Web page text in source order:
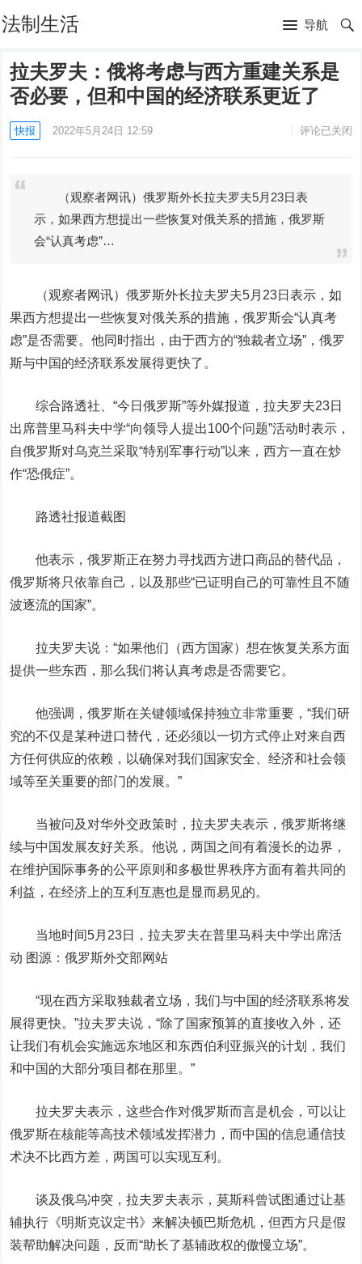
法制生活 导航
拉夫罗夫：俄将考虑与西方重建关系是
否必要，但和中国的经济联系更近了
快报 2022年5月24日 12:59 评论已关闭
（观察者网讯）俄罗斯外长拉夫罗夫5月23日表
示，如果西方想提出一些恢复对俄关系的措施，俄罗斯
会“认真考虑”…
（观察者网讯）俄罗斯外长拉夫罗夫5月23日表示，如
果西方想提出一些恢复对俄关系的措施，俄罗斯会“认真考
虑”是否需要。他同时指出，由于西方的“独裁者立场”，俄罗
斯与中国的经济联系发展得更快了。
综合路透社、“今日俄罗斯”等外媒报道，拉夫罗夫23日
出席普里马科夫中学“向领导人提出100个问题”活动时表示，
自俄罗斯对乌克兰采取“特别军事行动”以来，西方一直在炒
作“恐俄症”。
路透社报道截图
他表示，俄罗斯正在努力寻找西方进口商品的替代品，
俄罗斯将只依靠自己，以及那些“已证明自己的可靠性且不随
波逐流的国家”。
拉夫罗夫说：“如果他们（西方国家）想在恢复关系方面
提供一些东西，那么我们将认真考虑是否需要它。
他强调，俄罗斯在关键领域保持独立非常重要，“我们研
究的不仅是某种进口替代，还必须以一切方式停止对来自西
方任何供应的依赖，以确保对我们国家安全、经济和社会领
域等至关重要的部门的发展。”
当被问及对华外交政策时，拉夫罗夫表示，俄罗斯将继
续与中国发展友好关系。他说，两国之间有着漫长的边界，
在维护国际事务的公平原则和多极世界秩序方面有着共同的
利益，在经济上的互利互惠也是显而易见的。
当地时间5月23日，拉夫罗夫在普里马科夫中学出席活
动 图源：俄罗斯外交部网站
“现在西方采取独裁者立场，我们与中国的经济联系将发
展得更快。”拉夫罗夫说，“除了国家预算的直接收入外，还
让我们有机会实施远东地区和东西伯利亚振兴的计划，我们
和中国的大部分项目都在那里。”
拉夫罗夫表示，这些合作对俄罗斯而言是机会，可以让
俄罗斯在核能等高技术领域发挥潜力，而中国的信息通信技
术决不比西方差，两国可以实现互利。
谈及俄乌冲突，拉夫罗夫表示，莫斯科曾试图通过让基
辅执行《明斯克议定书》来解决顿巴斯危机，但西方只是假
装帮助解决问题，反而“助长了基辅政权的傲慢立场”。